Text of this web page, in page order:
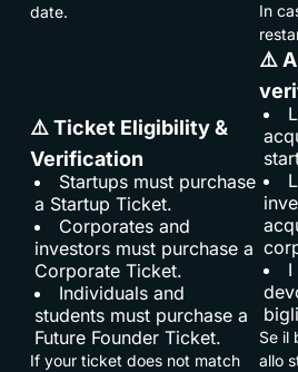
date.
In
⚠️ Ticket Eligibility &
Verification
Startups must purchase
a Startup Ticket.
Corporates and
investors must purchase a
Corporate Ticket.
Individuals and
students must purchase a
Future Founder Ticket.
If your ticket does not match
⚠️
I
Se il
allo